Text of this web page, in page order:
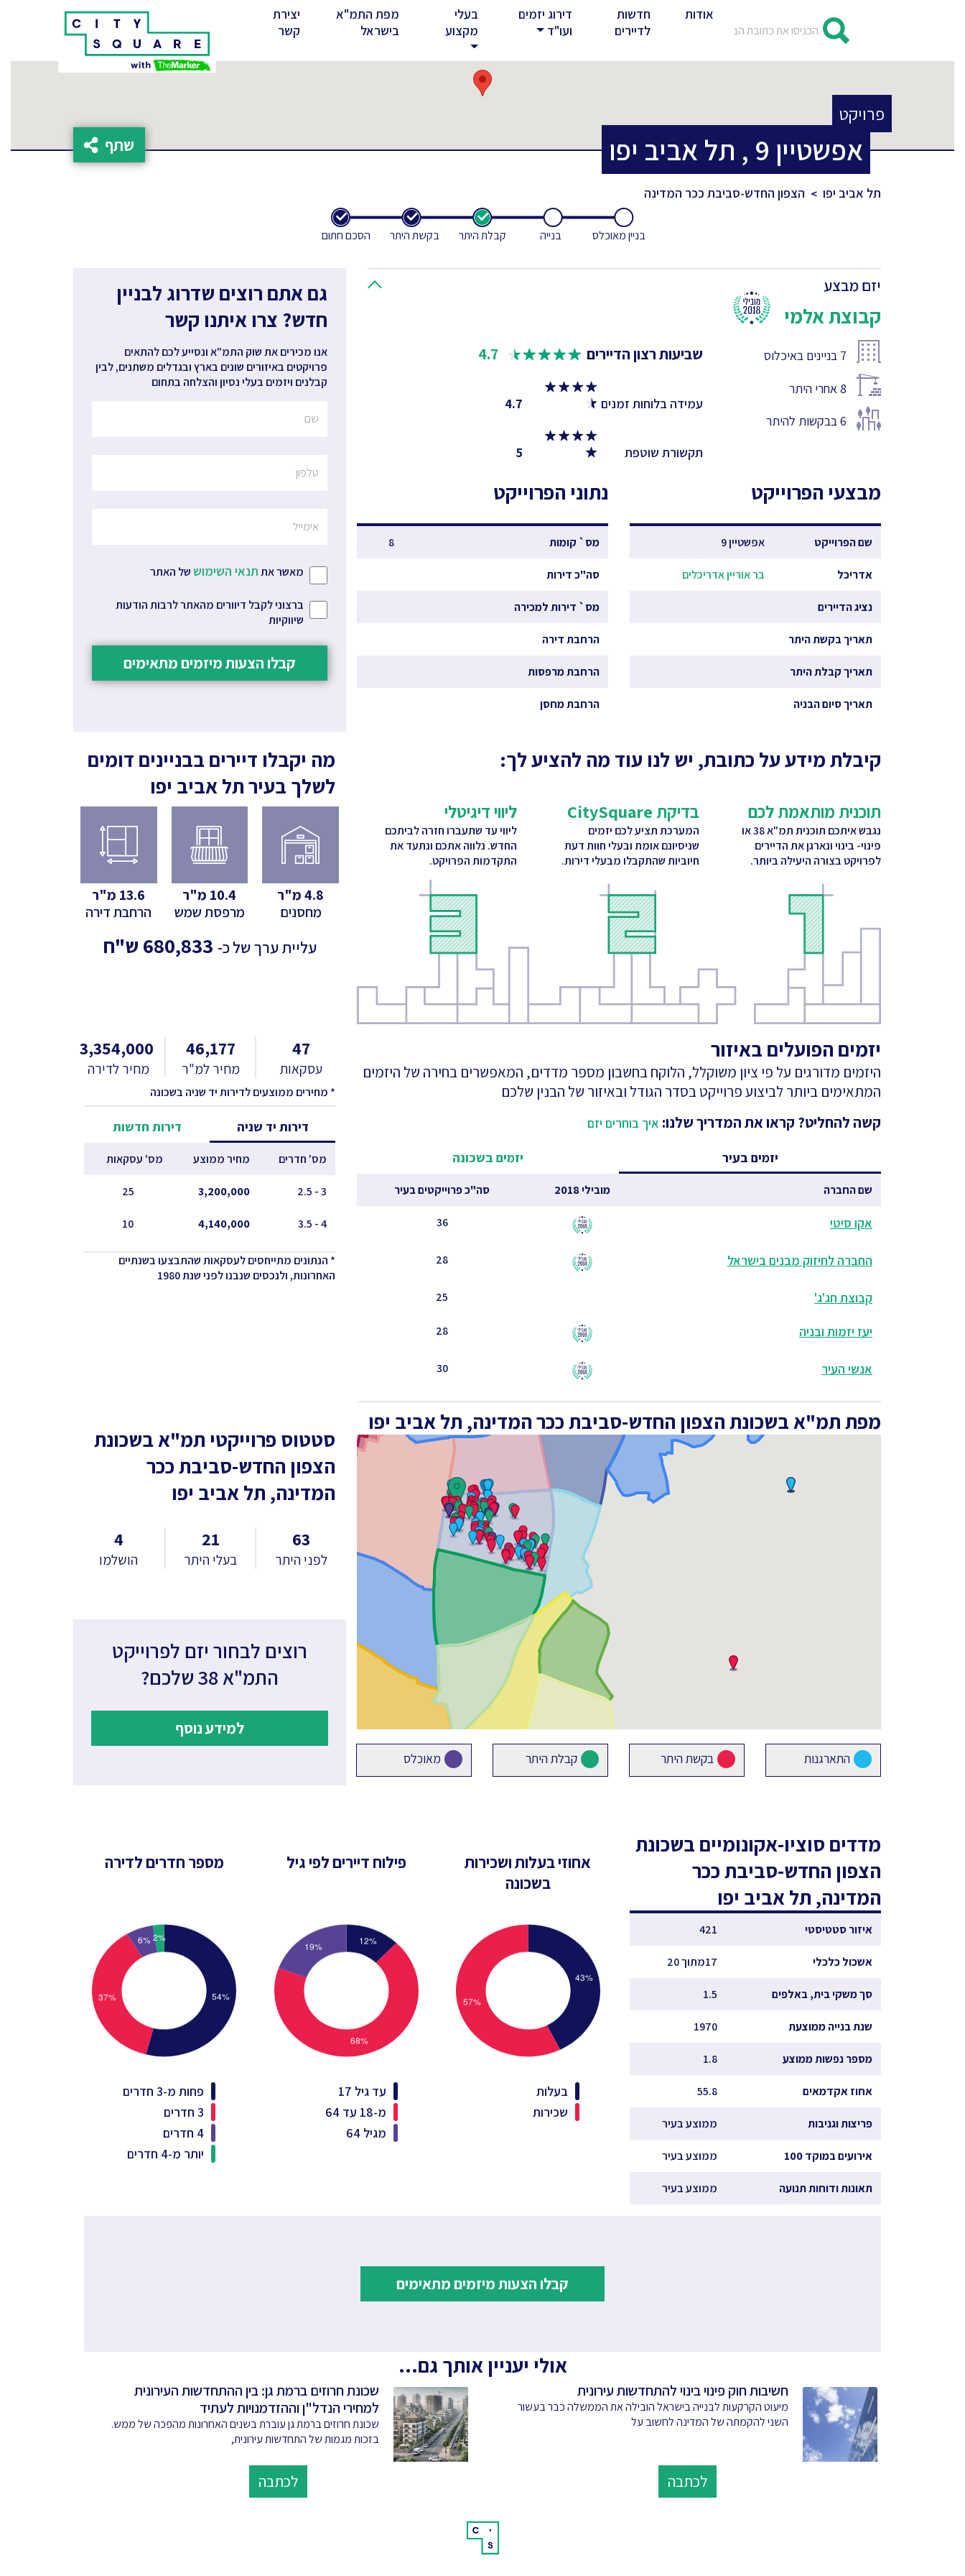
יצירת
קשר(current)
מפת התמ"א
בישראל
בעלי
מקצוע
דירוג יזמים
ועו"ד
חדשות
לדיירים
אודות
פרויקט
אפשטיין 9
, תל אביב יפו שתף
תל אביב יפו הצפון החדש-סביבת ככר המדינה
בניין מאוכלס בנייה קבלת היתר בקשת היתר הסכם חתום
יזם מבצע
קבוצת אלמי
7 בניינים באיכלוס
8 אחרי היתר
6 בבקשות להיתר
שביעות רצון הדיירים 4.7
עמידה בלוחות זמנים 4.7
תקשורת שוטפת 5
מבצעי הפרוייקט
שם הפרוייקט אפשטיין 9
אדריכל בר אוריין אדריכלים
נציג הדיירים
תאריך בקשת היתר
תאריך קבלת היתר
תאריך סיום הבניה
נתוני הפרוייקט
מס` קומות 8
סה"כ דירות
מס` דירות למכירה
הרחבת דירה
הרחבת מרפסות
הרחבת מחסן
גם אתם רוצים שדרוג לבניין
חדש? צרו איתנו קשר
אנו מכירים את שוק התמ"א ונסייע לכם להתאים
פרויקטים באיזורים שונים בארץ ובגדלים משתנים, לבין
קבלנים ויזמים בעלי נסיון והצלחה בתחום
מאשר אתתנאי השימוש של האתר
ברצוני לקבל דיוורים מהאתר לרבות הודעות
שיווקיות
קבלו הצעות מיזמים מתאימים
קיבלת מידע על כתובת, יש לנו עוד מה להציע לך:
תוכנית מותאמת לכם
נגבש איתכם תוכנית תמ"א 38 או
פינוי- בינוי ונארגן את הדיירים
לפרויקט בצורה היעילה ביותר.
בדיקת CitySquare
המערכת תציע לכם יזמים
שניסיונם אומת ובעלי חוות דעת
חיוביות שהתקבלו מבעלי דירות.
ליווי דיגיטלי
ליווי עד שתעברו חזרה לביתכם
החדש. נלווה אתכם ונתעד את
התקדמות הפרויקט.
מה יקבלו דיירים בבניינים דומים
לשלך בעיר תל אביב יפו
4.8מ"ר
מחסנים
10.4 מ"ר
מרפסת שמש
13.6 מ"ר
הרחבת דירה
עליית ערך של כ- ש"ח
יזמים הפועלים באיזור
היזמים מדורגים על פי ציון משוקלל, הלוקח בחשבון מספר מדדים, המאפשרים בחירה של היזמים
המתאימים ביותר לביצוע פרוייקט בסדר הגודל ובאיזור של הבנין שלכם
קשה להחליט? קראו את המדריך שלנו: איך בוחרים יזם
יזמים בעיר יזמים בשכונה
שם החברה מובילי 2018 סה"כ פרוייקטים בעיר
אקו סיטי 36
החברה לחיזוק מבנים בישראל 28
קבוצת חג'ג' 25
יעז יזמות ובניה 28
אנשי העיר 30
47
עסקאות
46,177
מחיר למ"ר
3,354,000
מחיר לדירה
* מחירים ממוצעים לדירות יד שניה בשכונה
דירות יד שניה דירות חדשות
מס' חדרים מחיר ממוצע מס' עסקאות
3 - 2.5
3,200,000
25
4 - 3.5
4,140,000
10
* הנתונים מתייחסים לעסקאות שהתבצעו בשנתיים
האחרונות, ולנכסים שנבנו לפני שנת 1980
מפת תמ"א בשכונת הצפון החדש-סביבת ככר המדינה, תל אביב יפו
התארגנות בקשת היתר קבלת היתר מאוכלס
סטטוס פרוייקטי תמ"אבשכונת
הצפון החדש-סביבת ככר
המדינה, תל אביב יפו
63
לפני היתר
21
בעלי היתר
4
הושלמו
רוצים לבחור יזם לפרוייקט
התמ"א 38 שלכם?
למידע נוסף
מדדים סוציו-אקונומיים בשכונת
הצפון החדש-סביבת ככר
המדינה, תל אביב יפו
איזור סטטיסטי 421
אשכול כלכלי 17מתוך 20
סך משקי בית, באלפים 1.5
שנת בנייה ממוצעת 1970
מספר נפשות ממוצע 1.8
אחוז אקדמאים 55.8
פריצות וגניבות ממוצע בעיר
אירועים במוקד 100 ממוצע בעיר
תאונות ודוחות תנועה ממוצע בעיר
אחוזי בעלות ושכירות
בשכונה
בעלות
שכירות
פילוח דיירים לפי גיל
עד גיל 17
מ-18 עד 64
מגיל 64
מספר חדרים לדירה
פחות מ-3 חדרים
3 חדרים
4 חדרים
יותר מ-4 חדרים
קבלו הצעות מיזמים מתאימים
אולי יעניין אותך גם...
חשיבות חוק פינוי בינוי להתחדשות עירונית
מיעוט הקרקעות לבנייה בישראל הובילה את הממשלה כבר בעשור
השני להקמתה של המדינה לחשוב על
לכתבה
שכונת חרוזים ברמת גן: בין ההתחדשות העירונית
למחירי הנדל"ן וההזדמנויות לעתיד
שכונת חרוזים ברמת גן עוברת בשנים האחרונות מהפכה של ממש.
בזכות מגמות של התחדשות עירונית,
לכתבה